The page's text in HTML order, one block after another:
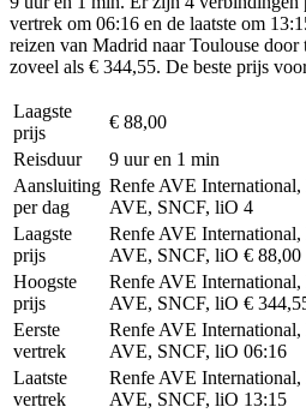
vertrek om 06:16 en de laatste om
reizen van Madrid naar Toulouse
zoveel als € 344,55. De beste prijs
Laagste
prijs
€ 88,00
Reisduur
9 uur en 1 min
Aansluiting
per dag
Renfe AVE
AVE, SNCF, liO 4
Laagste
prijs
Renfe AVE
AVE, SNCF, liO € 88,00
Hoogste
prijs
Renfe AVE
AVE, SNCF, liO €
Eerste
vertrek
Renfe AVE
AVE, SNCF, liO 06:16
Laatste
vertrek
Renfe AVE
AVE, SNCF, liO 13:15